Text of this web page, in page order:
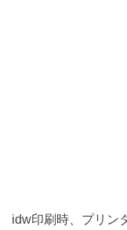
idw印刷時、プリン